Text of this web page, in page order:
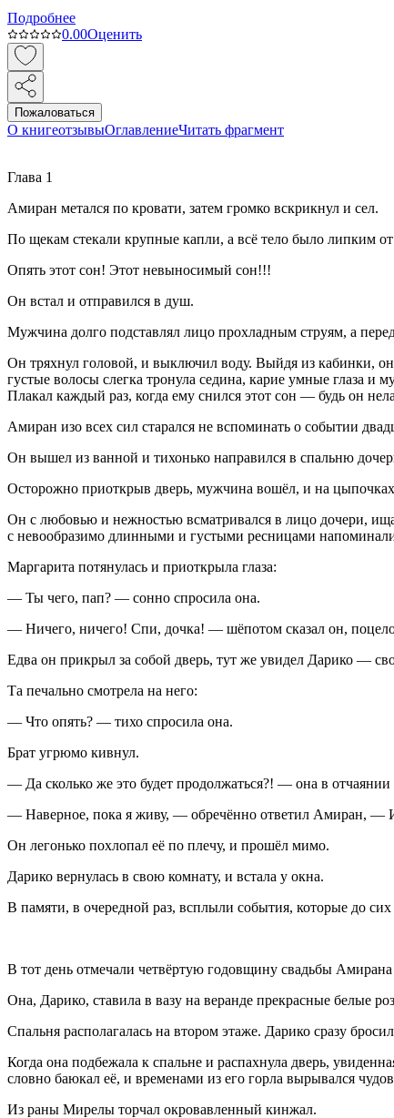
Подробнее
0.00Оценить
Пожаловаться
О книгеотзывыОглавлениеЧитать фрагмент
Глава 1
Амиран метался по кровати, затем громко вскрикнул и сел.
По щекам стекали крупные капли, а всё тело было липким от
Опять этот сон! Этот невыносимый сон!!!
Он встал и отправился в душ.
Мужчина долго подставлял лицо прохладным струям, а
Он тряхнул головой, и выключил воду. Выйдя из кабинки,
густые волосы слегка тронула седина, карие умные глаза
Плакал каждый раз, когда ему снился этот сон — будь он
Амиран изо всех сил старался не вспоминать о событии
Он вышел из ванной и тихонько направился в спальню
Осторожно приоткрыв дверь, мужчина вошёл, и на
Он с любовью и нежностью всматривался в лицо дочери,
с невообразимо длинными и густыми ресницами
Маргарита потянулась и приоткрыла глаза:
— Ты чего, пап? — сонно спросила она.
— Ничего, ничего! Спи, дочка! — шёпотом сказал он,
Едва он прикрыл за собой дверь, тут же увидел Дарико —
Та печально смотрела на него:
— Что опять? — тихо спросила она.
Брат угрюмо кивнул.
— Да сколько же это будет продолжаться?! — она в
— Наверное, пока я живу, — обречённо ответил Амиран, —
Он легонько похлопал её по плечу, и прошёл мимо.
Дарико вернулась в свою комнату, и встала у окна.
В памяти, в очередной раз, всплыли события, которые до
В тот день отмечали четвёртую годовщину свадьбы
Она, Дарико, ставила в вазу на веранде прекрасные белые
Спальня располагалась на втором этаже. Дарико сразу
Когда она подбежала к спальне и распахнула дверь,
словно баюкал её, и временами из его горла вырывался
Из раны Мирелы торчал окровавленный кинжал.